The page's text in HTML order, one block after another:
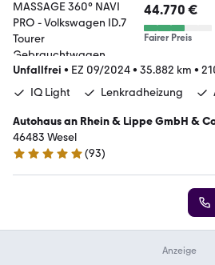
44.770 €
Fairer Preis
Unfallfrei • EZ 09/2024• 35.882 km •
IQ Light
Lenkradheizung
Autohaus an Rhein & Lippe GmbH &
46483 Wesel
4.8 Sterne
(93)